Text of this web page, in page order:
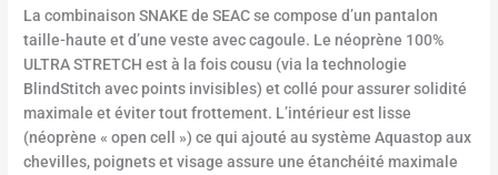
La combinaison SNAKE de SEAC se compose d’un pantalon
taille-haute et d’une veste avec cagoule. Le néoprène 100%
ULTRA STRETCH est à la fois cousu (via la technologie
BlindStitch avec points invisibles) et collé pour assurer solidité
maximale et éviter tout frottement. L’intérieur est lisse
(néoprène « open cell ») ce qui ajouté au système Aquastop aux
chevilles, poignets et visage assure une étanchéité maximale